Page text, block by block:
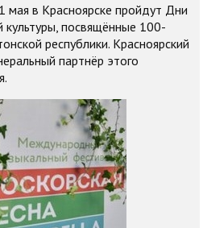
мая в Красноярске пройдут Дни
культуры, посвящённые 100-
республики. Красноярский
партнёр этого